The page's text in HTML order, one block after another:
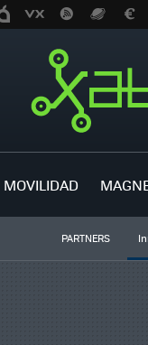
MOVILIDAD
PARTNERS